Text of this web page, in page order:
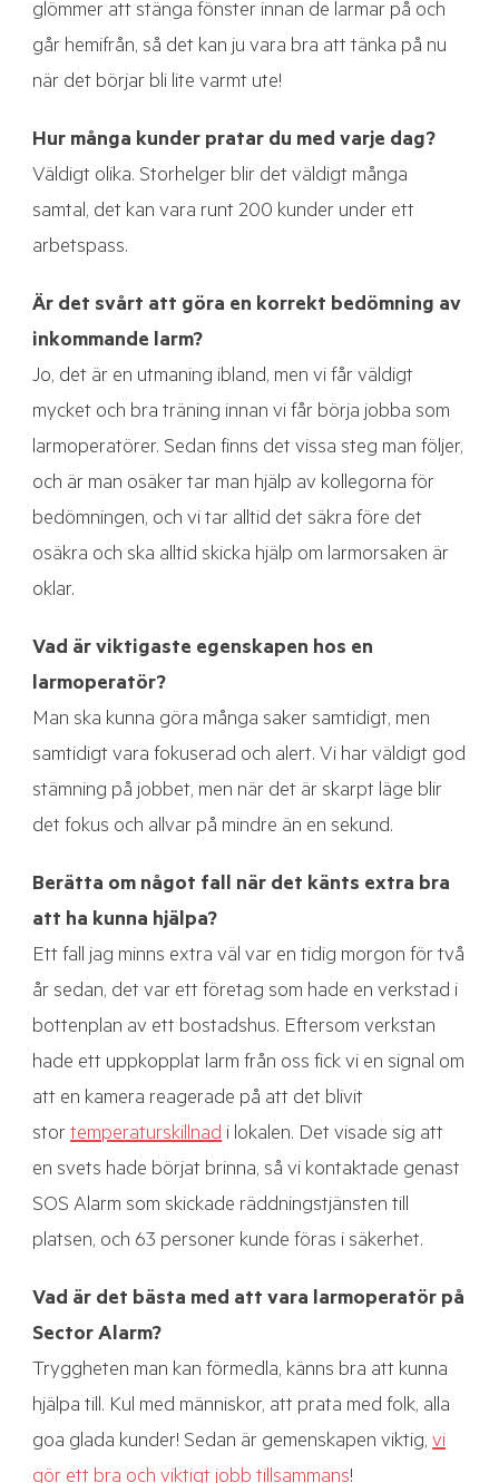
glömmer att stänga fönster innan de larmar på och
går hemifrån, så det kan ju vara bra att tänka på nu
när det börjar bli lite varmt ute!
Hur många kunder pratar du med varje dag?
Väldigt olika. Storhelger blir det väldigt många
samtal, det kan vara runt 200 kunder under ett
arbetspass.
Är det svårt att göra en korrekt bedömning av
inkommande larm?
Jo, det är en utmaning ibland, men vi får väldigt
mycket och bra träning innan vi får börja jobba som
larmoperatörer. Sedan finns det vissa steg man följer,
och är man osäker tar man hjälp av kollegorna för
bedömningen, och vi tar alltid det säkra före det
osäkra och ska alltid skicka hjälp om larmorsaken är
oklar.
Vad är viktigaste egenskapen hos en
larmoperatör?
Man ska kunna göra många saker samtidigt, men
samtidigt vara fokuserad och alert. Vi har väldigt god
stämning på jobbet, men när det är skarpt läge blir
det fokus och allvar på mindre än en sekund.
Berätta om något fall när det känts extra bra
att ha kunna hjälpa?
Ett fall jag minns extra väl var en tidig morgon för två
år sedan, det var ett företag som hade en verkstad i
bottenplan av ett bostadshus. Eftersom verkstan
hade ett uppkopplat larm från oss fick vi en signal om
att en kamera reagerade på att det blivit
stor temperaturskillnad i lokalen. Det visade sig att
en svets hade börjat brinna, så vi kontaktade genast
SOS Alarm som skickade räddningstjänsten till
platsen, och 63 personer kunde föras i säkerhet.
Vad är det bästa med att vara larmoperatör på
Sector Alarm?
Tryggheten man kan förmedla, känns bra att kunna
hjälpa till. Kul med människor, att prata med folk, alla
goa glada kunder! Sedan är gemenskapen viktig, vi